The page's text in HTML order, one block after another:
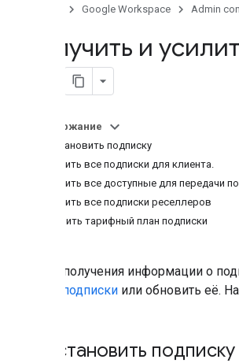
Google Workspace Admin
Получить и
Содержание
Восстановить подписку
Получить все подписки для клиента.
Получить все доступные для передачи
Получить все подписки реселлеров
Обновить тарифный план подписки
После получения информации о
статус подписки или обновить её.
Восстановить подписку